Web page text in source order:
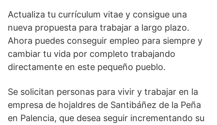
Actualiza tu currículum vitae y consigue una
nueva propuesta para trabajar a largo plazo.
Ahora puedes conseguir empleo para siempre y
cambiar tu vida por completo trabajando
directamente en este pequeño pueblo.
Se solicitan personas para vivir y trabajar en la
empresa de hojaldres de Santibáñez de la Peña
en Palencia, que desea seguir incrementando su